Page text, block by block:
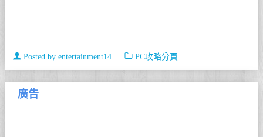
Posted by entertainment14 PC攻略分頁
廣告